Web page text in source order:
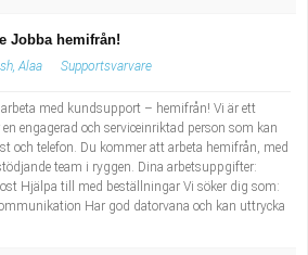
Jobba hemifrån!
Alaa Supportsvarvare
med kundsupport – hemifrån! Vi är ett
engagerad och serviceinriktad person som kan
och telefon. Du kommer att arbeta hemifrån, med
team i ryggen. Dina arbetsuppgifter:
Hjälpa till med beställningar Vi söker dig som:
Har god datorvana och kan uttrycka